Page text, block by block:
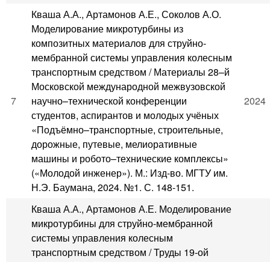
7
Кваша А.А., Артамонов А.Е., Соколов А.О.
Моделирование микротурбины из
композитных материалов для струйно-
мембранной системы управления колесным
транспортным средством / Материалы 28–й
Московской международной межвузовской
научно–технической конференции
студентов, аспирантов и молодых учёных
«Подъёмно–транспортные, строительные,
дорожные, путевые, мелиоративные
машины и робото–технические комплексы»
(«Молодой инженер»). М.: Изд-во. МГТУ им.
Н.Э. Баумана, 2024. №1. С. 148-151.
2024
Кваша А.А., Артамонов А.Е. Моделирование
микротурбины для струйно-мембранной
системы управления колесным
транспортным средством / Труды 19-ой